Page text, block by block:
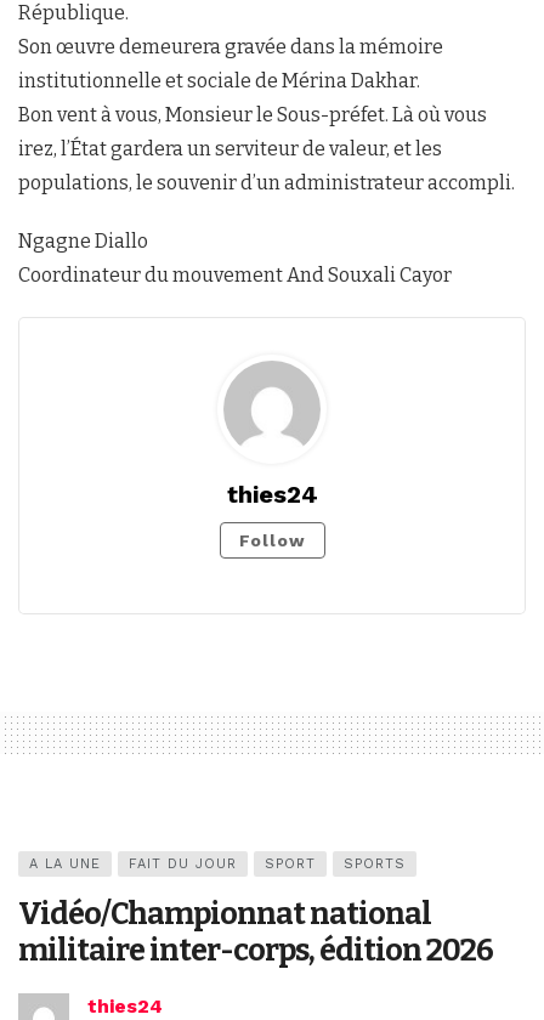
République.
Son œuvre demeurera gravée dans la mémoire
institutionnelle et sociale de Mérina Dakhar.
Bon vent à vous, Monsieur le Sous-préfet. Là où vous
irez, l’État gardera un serviteur de valeur, et les
populations, le souvenir d’un administrateur accompli.
Ngagne Diallo
Coordinateur du mouvement And Souxali Cayor
thies24
Follow
A LA UNE FAIT DU JOUR SPORT SPORTS
Vidéo/Championnat national
militaire inter-corps, édition 2026
thies24